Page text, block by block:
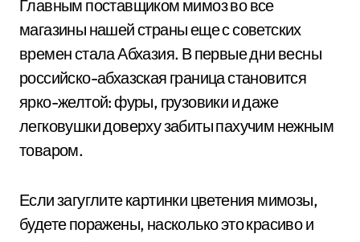
Главным поставщиком мимоз во все
магазины нашей страны еще с советских
времен стала Абхазия. В первые дни весны
российско-абхазская граница становится
ярко-желтой: фуры, грузовики и даже
легковушки доверху забиты пахучим нежным
товаром.
Если загуглите картинки цветения мимозы,
будете поражены, насколько это красиво и